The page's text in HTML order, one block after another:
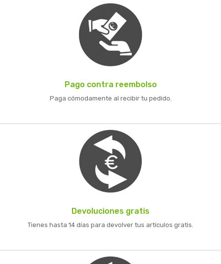
Pago contra reembolso
Paga cómodamente al recibir tu pedido.
Devoluciones gratis
Tienes hasta 14 días para devolver tus artículos gratis.